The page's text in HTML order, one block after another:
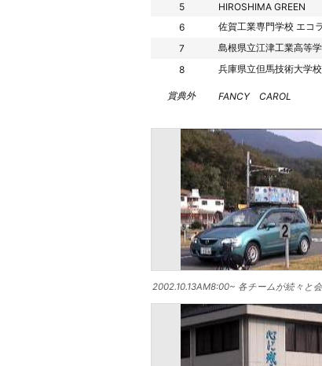
5
HIROSHIMA GREEN
6
佐賀工業専門学校 エコ
7
島根県立江津工業高等
8
兵庫県立但馬技術大学
賞典外 FANCY CAROL
2002.10.13AM8:00~ 各チームが続々と